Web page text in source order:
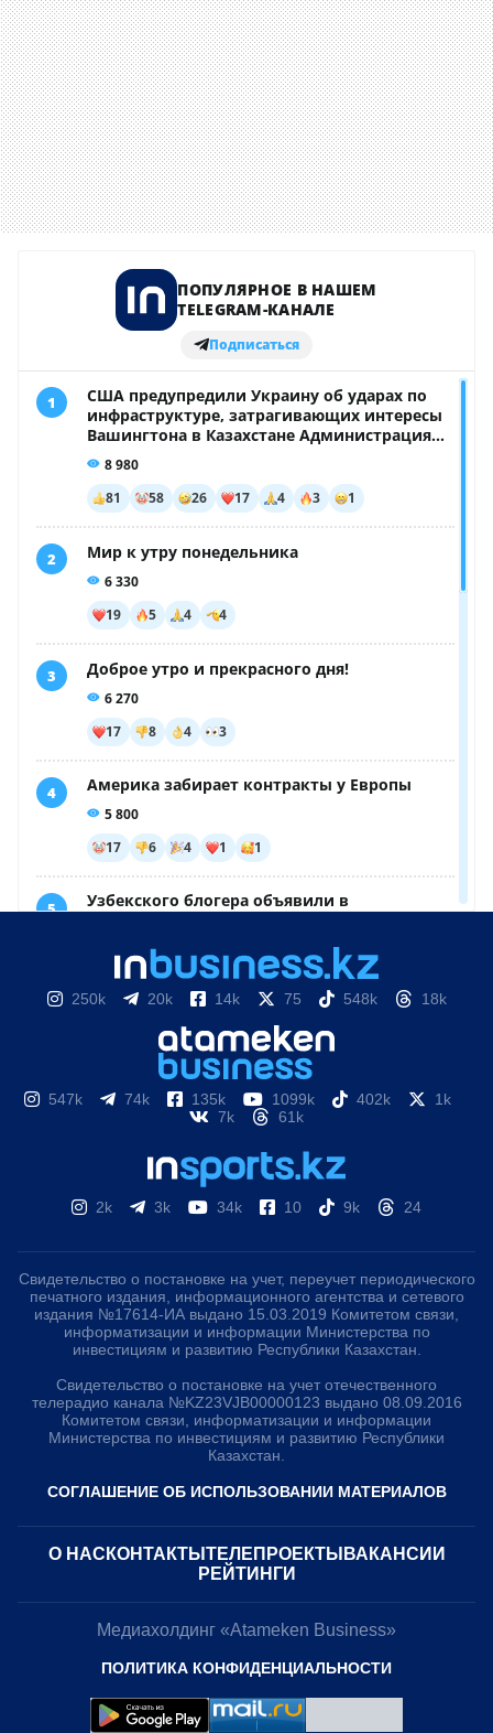
250k 20k 14k 75 548k 18k
547k 74k 135k 1099k 402k
1k
7k
61k
2k 3k 34k 10 9k 24
Свидетельство о постановке на учет, переучет периодического
печатного издания, информационного агентства и сетевого
издания №17614-ИА выдано 15.03.2019 Комитетом связи,
информатизации и информации Министерства по
инвестициям и развитию Республики Казахстан.
Свидетельство о постановке на учет отечественного
телерадио канала №KZ23VJB00000123 выдано 08.09.2016
Комитетом связи, информатизации и информации
Министерства по инвестициям и развитию Республики
Казахстан.
СОГЛАШЕНИЕ ОБ ИСПОЛЬЗОВАНИИ МАТЕРИАЛОВ
О НАС КОНТАКТЫ ТЕЛЕПРОЕКТЫ ВАКАНСИИ
РЕЙТИНГИ
Медиахолдинг «Atameken Business»
ПОЛИТИКА КОНФИДЕНЦИАЛЬНОСТИ